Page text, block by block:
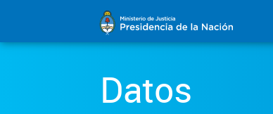
Datos